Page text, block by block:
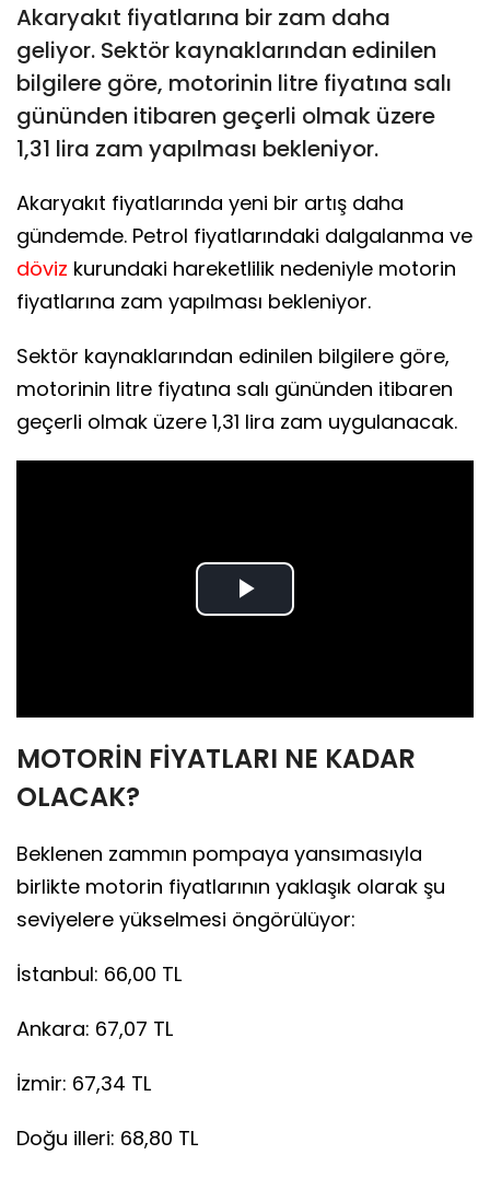
Akaryakıt fiyatlarına bir zam daha
geliyor. Sektör kaynaklarından edinilen
bilgilere göre, motorinin litre fiyatına salı
gününden itibaren geçerli olmak üzere
1,31 lira zam yapılması bekleniyor.
Akaryakıt fiyatlarında yeni bir artış daha
gündemde. Petrol fiyatlarındaki dalgalanma ve
döviz kurundaki hareketlilik nedeniyle motorin
fiyatlarına zam yapılması bekleniyor.
Sektör kaynaklarından edinilen bilgilere göre,
motorinin litre fiyatına salı gününden itibaren
geçerli olmak üzere 1,31 lira zam uygulanacak.
Play
MOTORİN FİYATLARI NE KADAR
OLACAK?
Beklenen zammın pompaya yansımasıyla
birlikte motorin fiyatlarının yaklaşık olarak şu
seviyelere yükselmesi öngörülüyor:
İstanbul: 66,00 TL
Ankara: 67,07 TL
İzmir: 67,34 TL
Doğu illeri: 68,80 TL